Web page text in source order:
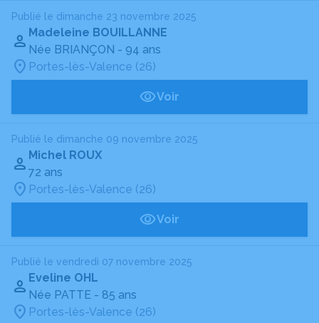
Publié le dimanche 23 novembre 2025
Madeleine BOUILLANNE
Née BRIANÇON - 94 ans
Portes-lès-Valence (26)
Voir
Publié le dimanche 09 novembre 2025
Michel ROUX
72 ans
Portes-lès-Valence (26)
Voir
Publié le vendredi 07 novembre 2025
Eveline OHL
Née PATTE - 85 ans
Portes-lès-Valence (26)